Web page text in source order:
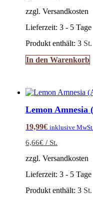
zzgl. Versandkosten
Lieferzeit:3 - 5 Tage
Produkt enthält: 3 St.
In den Warenkorb
Lemon Amnesia
19,99€ inklusive
6,66€ / St.
zzgl. Versandkosten
Lieferzeit:3 - 5 Tage
Produkt enthält: 3 St.